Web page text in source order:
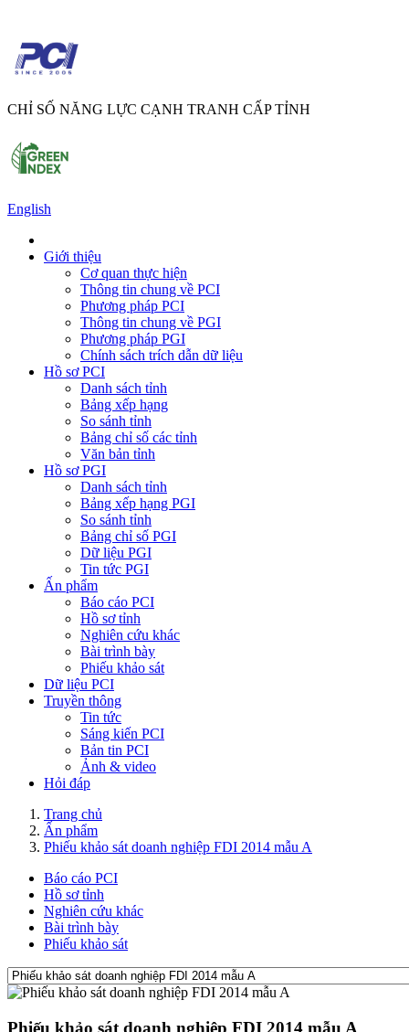
CHỈ SỐ NĂNG LỰC CẠNH TRANH CẤP TỈNH
English
Giới thiệu
Cơ quan thực hiện
Thông tin chung về PCI
Phương pháp PCI
Thông tin chung về PGI
Phương pháp PGI
Chính sách trích dẫn dữ liệu
Hồ sơ PCI
Danh sách tỉnh
Bảng xếp hạng
So sánh tỉnh
Bảng chỉ số các tỉnh
Văn bản tỉnh
Hồ sơ PGI
Danh sách tỉnh
Bảng xếp hạng PGI
So sánh tỉnh
Bảng chỉ số PGI
Dữ liệu PGI
Tin tức PGI
Ấn phẩm
Báo cáo PCI
Hồ sơ tỉnh
Nghiên cứu khác
Bài trình bày
Phiếu khảo sát
Dữ liệu PCI
Truyền thông
Tin tức
Sáng kiến PCI
Bản tin PCI
Ảnh & video
Hỏi đáp
Trang chủ
Ấn phẩm
Phiếu khảo sát doanh nghiệp FDI 2014 mẫu A
Báo cáo PCI
Hồ sơ tỉnh
Nghiên cứu khác
Bài trình bày
Phiếu khảo sát
Phiếu khảo sát doanh nghiệp FDI 2014 mẫu A